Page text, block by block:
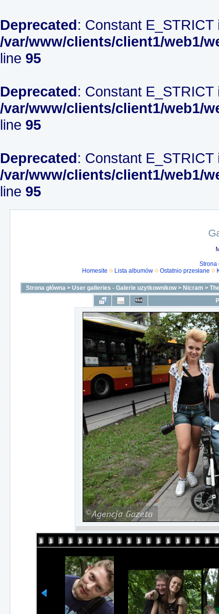
Deprecated: Constant
/var/www/clients/client1/web1/
line 95
Deprecated: Constant
/var/www/clients/client1/web1/
line 95
Deprecated: Constant
/var/www/clients/client1/web1/
line 95
Strona
Homesite
Lista albumów Ostatnio przesłane
Strona główna > User galleries - Galerie uzytkownikow> Nicram >